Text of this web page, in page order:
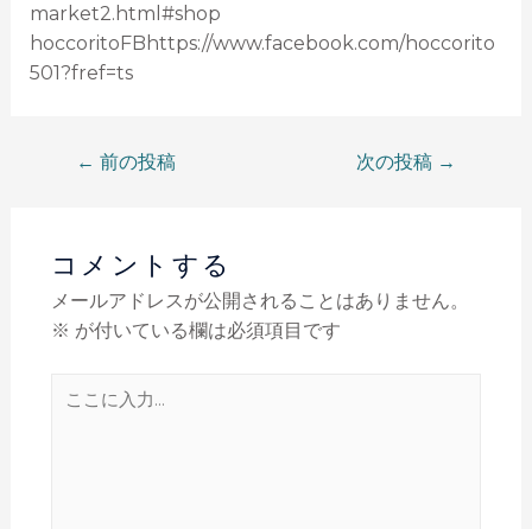
market2.html#shop
hoccoritoFBhttps://www.facebook.com/hoccorito
501?fref=ts
← 前の投稿 次の投稿 →
コメントする
メールアドレスが公開されることはありません。
※ が付いている欄は必須項目です